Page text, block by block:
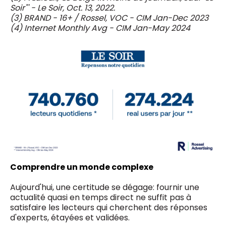
Soir"' - Le Soir, Oct. 13, 2022.
(3) BRAND - 16+ / Rossel, VOC - CIM Jan-Dec 2023
(4) Internet Monthly Avg - CIM Jan-May 2024
Comprendre un monde complexe
Aujourd'hui, une certitude se dégage: fournir une
actualité quasi en temps direct ne suffit pas à
satisfaire les lecteurs qui cherchent des réponses
d'experts, étayées et validées.